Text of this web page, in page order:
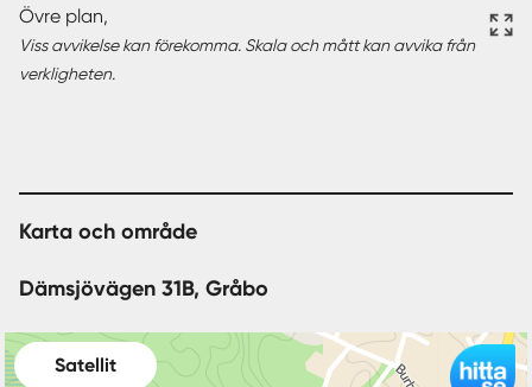
Övre plan,
Viss avvikelse kan förekomma. Skala och mått kan avvika från
verkligheten.
Karta och område
Dämsjövägen 31B, Gråbo
Satellit